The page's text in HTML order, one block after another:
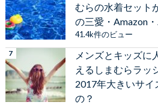
むらの水着セット
の三愛・Amazon
41.4k件のビュー
メンズとキッズに
えるしまむらラッ
2017年大きいサイ
の？